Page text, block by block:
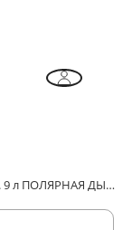
Краска БАЙКАЛ для дерев. фасадов и интер. 9 л ПОЛЯРНАЯ ДЫМКА FARBITEX PROFI WOOD EXTRA